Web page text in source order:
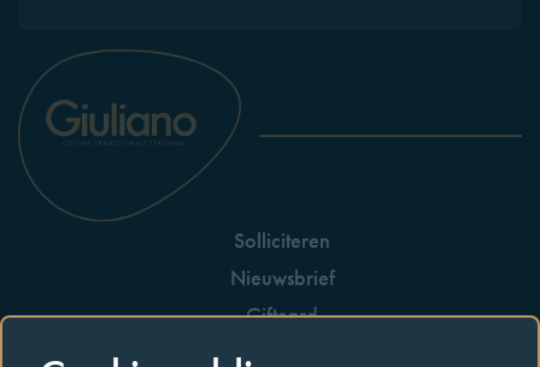
Solliciteren
Nieuwsbrief
Giftcard
Huisreglement